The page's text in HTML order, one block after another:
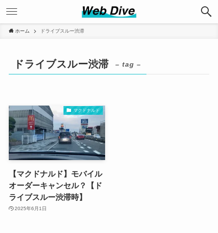
ホーム ドライブスルー渋滞
ドライブスルー渋滞 – tag –
マクドナルド
【マクドナルド】モバイル
オーダーキャンセル？【ド
ライブスルー渋滞時】
2025年6月1日